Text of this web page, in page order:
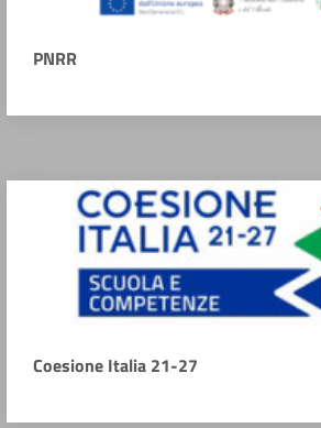
PNRR
Coesione Italia 21-27